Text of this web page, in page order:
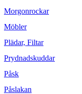
Morgonrockar
Möbler
Plädar, Filtar
Prydnadskuddar
Påsk
Påslakan